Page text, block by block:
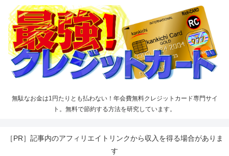
無駄なお金は1円たりとも払わない！年会費無料クレジットカード専門サイ
ト。無料で節約する方法を研究しています。
［PR］記事内のアフィリエイトリンクから収入を得る場合がありま
す